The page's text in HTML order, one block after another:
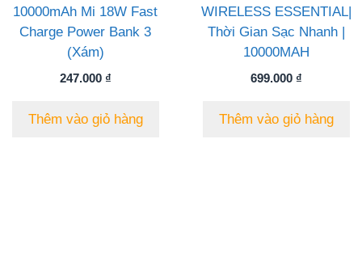
10000mAh Mi 18W Fast
Charge Power Bank 3
(Xám)
247.000 ₫
Thêm vào giỏ hàng
WIRELESS ESSENTIAL|
Thời Gian Sạc Nhanh |
10000MAH
699.000 ₫
Thêm vào giỏ hàng